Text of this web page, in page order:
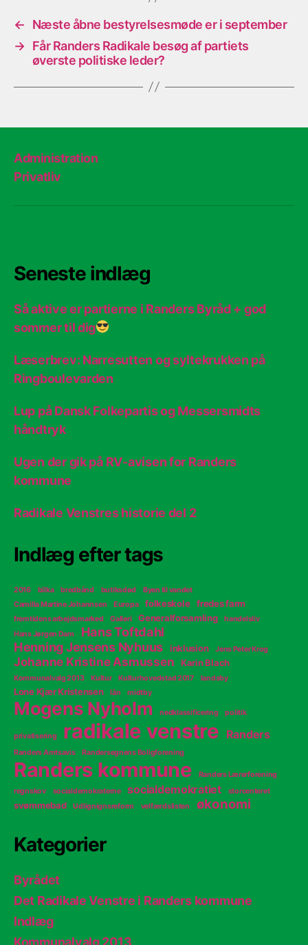
←
Næste åbne bestyrelsesmøde er i september
→ Får Randers Radikale besøg af partiets
øverste politiske leder?
Administration
Privatliv
Seneste indlæg
Så aktive er partierne i Randers Byråd + god
sommer til dig
Læserbrev: Narresutten og syltekrukken på
Ringboulevarden
Lup på Dansk Folkepartis og Messersmidts
håndtryk
Ugen der gik på RV-avisen for Randers
kommune
Radikale Venstres historie del 2
Indlæg efter tags
2016 bilka bredbånd butiksdød
Byen til vandet
Camilla Martine Johannsen
Europa folkeskole fredes farm
fremtidens arbejdsmarked Galleri Generalforsamling
handelsliv
Hans Jørgen Dam
Hans Toftdahl
Henning Jensens Nyhuus
inklusion Jens Peter Krog
Johanne Kristine Asmussen Karin Blach
Kommunalvalg 2013 Kultur Kulturhovedstad 2017 landsby
Lone Kjær Kristensen lån midtby
Mogens Nyholm nedklassificering politik
privatisering radikale venstre Randers
Randers Amtsavis Randersegnens Boligforening
Randers kommune
Randers Lærerforening
regnskov
socialdemokraterne socialdemokratiet storcenteret
svømmebad Udlignignsreform velfærdslisten økonomi
Kategorier
Byrådet
Det Radikale Venstre i Randers kommune
Indlæg
Kommunalvalg 2013